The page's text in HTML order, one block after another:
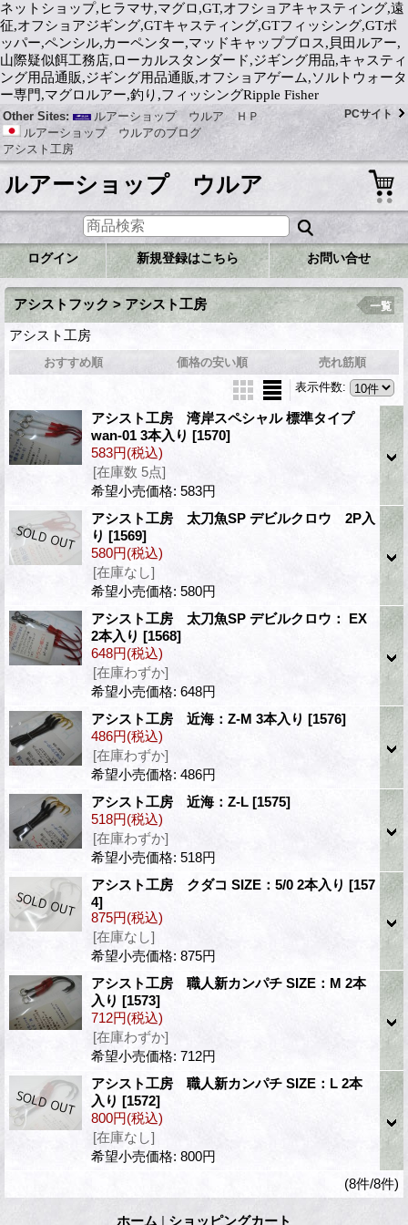
ネットショップ,ヒラマサ,マグロ,GT,オフショアキャスティング,遠
征,オフショアジギング,GTキャスティング,GTフィッシング,GTポ
ッパー,ペンシル,カーペンター,マッドキャップブロス,貝田ルアー,
山際疑似餌工務店,ローカルスタンダード,ジギング用品,キャスティ
ング用品通販,ジギング用品通販,オフショアゲーム,ソルトウォータ
ー専門,マグロルアー,釣り,フィッシングRipple Fisher
Other Sites:
ルアーショップ ウルア ＨＰ
ルアーショップ ウルアのブログ
アシスト工房
PCサイト
ルアーショップ ウルア
ログイン 新規登録はこちら お問い合せ
アシストフック > アシスト工房
アシスト工房
一覧
おすすめ順 価格の安い順
売れ筋順
表示件数:
アシスト工房 湾岸スペシャル 標準タイプ
wan-01 3本入り [1570]
583円(税込)
[在庫数 5点]
希望小売価格: 583円
アシスト工房 太刀魚SP デビルクロウ 2P入
り [1569]
580円(税込)
[在庫なし]
希望小売価格: 580円
アシスト工房 太刀魚SP デビルクロウ： EX
2本入り [1568]
648円(税込)
[在庫わずか]
希望小売価格: 648円
アシスト工房 近海：Z-M 3本入り [1576]
486円(税込)
[在庫わずか]
希望小売価格: 486円
アシスト工房 近海：Z-L [1575]
518円(税込)
[在庫わずか]
希望小売価格: 518円
アシスト工房 クダコ SIZE：5/0 2本入り [157
4]
875円(税込)
[在庫なし]
希望小売価格: 875円
アシスト工房 職人新カンパチ SIZE：M 2本
入り [1573]
712円(税込)
[在庫わずか]
希望小売価格: 712円
アシスト工房 職人新カンパチ SIZE：L 2本
入り [1572]
800円(税込)
[在庫なし]
希望小売価格: 800円
(8件/8件)
ホーム | ショッピングカート